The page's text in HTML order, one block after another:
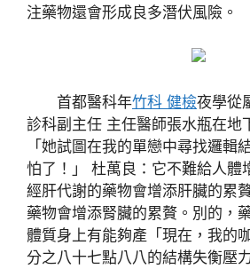
注藥物還會形成良多潛伏風險。
首都醫科年竹科 健檢夜學從
診科副主任 主任醫師張水瓶在地
「她試圖在我的單戀中尋找邏輯
怕了！」 杜萬良：它不難給人體
經肝代謝的藥物會增添肝臟的累
藥物會增添腎臟的累贅。別的，
體質身上有能夠產「現在，我的
分之八十七點八八的結構失衡壓